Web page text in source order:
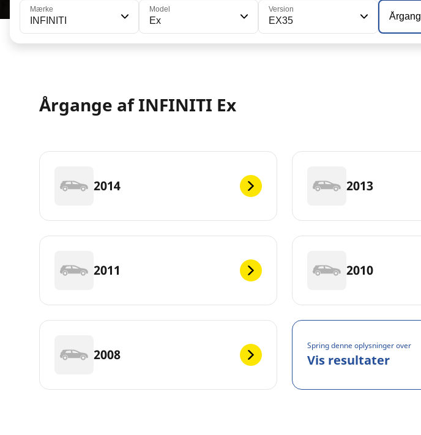
Mærke
INFINITI
Model
Ex
Version
EX35 Årgang
Årgange af INFINITI Ex
2014 2013
2011 2010
2008
Spring denne oplysninger over
Vis resultater